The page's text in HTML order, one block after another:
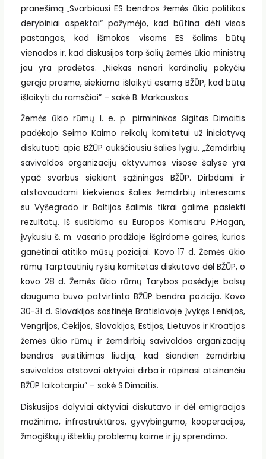
pranešimą „Svarbiausi ES bendros žemės ūkio politikos
derybiniai aspektai“ pažymėjo, kad būtina dėti visas
pastangas, kad išmokos visoms ES šalims būtų
vienodos ir, kad diskusijos tarp šalių žemės ūkio ministrų
jau yra pradėtos. „Niekas nenori kardinalių pokyčių
gerąja prasme, siekiama išlaikyti esamą BŽŪP, kad būtų
išlaikyti du ramsčiai” – sakė B. Markauskas.
Žemės ūkio rūmų l. e. p. pirmininkas Sigitas Dimaitis
padėkojo Seimo Kaimo reikalų komitetui už iniciatyvą
diskutuoti apie BŽŪP aukščiausiu šalies lygiu. „Žemdirbių
savivaldos organizacijų aktyvumas visose šalyse yra
ypač svarbus siekiant sąžiningos BŽŪP. Dirbdami ir
atstovaudami kiekvienos šalies žemdirbių interesams
su Vyšegrado ir Baltijos šalimis tikrai galime pasiekti
rezultatų. Iš susitikimo su Europos Komisaru P.Hogan,
įvykusiu š. m. vasario pradžioje išgirdome gaires, kurios
ganėtinai atitiko mūsų pozicijai. Kovo 17 d. Žemės ūkio
rūmų Tarptautinių ryšių komitetas diskutavo dėl BŽŪP, o
kovo 28 d. Žemės ūkio rūmų Tarybos posėdyje balsų
dauguma buvo patvirtinta BŽŪP bendra pozicija. Kovo
30-31 d. Slovakijos sostinėje Bratislavoje įvykęs Lenkijos,
Vengrijos, Čekijos, Slovakijos, Estijos, Lietuvos ir Kroatijos
žemės ūkio rūmų ir žemdirbių savivaldos organizacijų
bendras susitikimas liudija, kad šiandien žemdirbių
savivaldos atstovai aktyviai dirba ir rūpinasi ateinančiu
BŽŪP laikotarpiu” – sakė S.Dimaitis.
Diskusijos dalyviai aktyviai diskutavo ir dėl emigracijos
mažinimo, infrastruktūros, gyvybingumo, kooperacijos,
žmogiškųjų išteklių problemų kaime ir jų sprendimo.